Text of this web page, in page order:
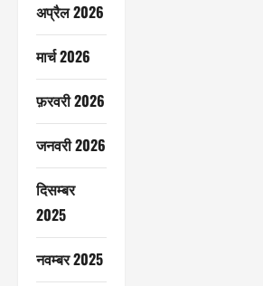
अप्रैल 2026
मार्च 2026
फ़रवरी 2026
जनवरी 2026
दिसम्बर
2025
नवम्बर 2025